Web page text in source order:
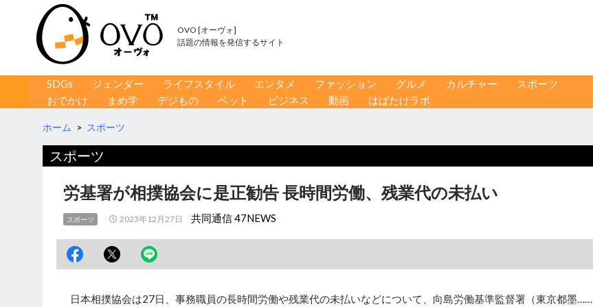
OVO [オーヴォ]
話題の情報を発信するサイト
コンテンツへ移動
SDGs ジェンダー ライフスタイル エンタメ ファッション グルメ カルチャー
スポーツ
おでかけ
まめ学 デジもの ペット ビジネス 動画 はばたけラボ
ホーム > スポーツ
スポーツ
労基署が相撲協会に是正勧告 長時間労働、残業代の未払い
スポーツ 2023年12月27日 共同通信 47NEWS
日本相撲協会は27日、事務職員の長時間労働や残業代の未払いなどについて、向島労働基準監督署（東京都墨……